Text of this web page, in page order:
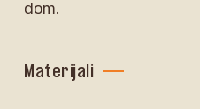
dom.
Materijali